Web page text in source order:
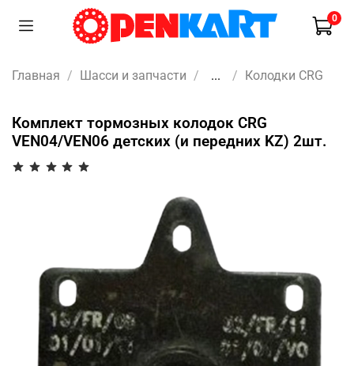
0
Главная Шасси и запчасти ... Колодки CRG
Комплект тормозных колодок CRG
VEN04/VEN06 детских (и передних KZ) 2шт.